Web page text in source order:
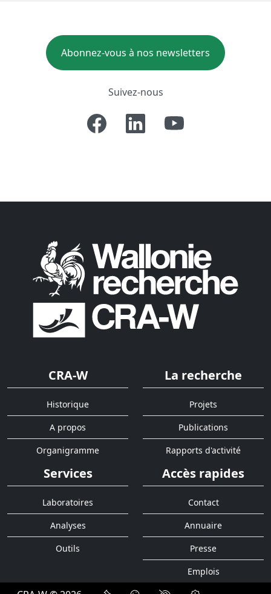
Abonnez-vous à nos newsletters
Suivez-nous
CRA-W
Historique
A propos
Organigramme
La recherche
Projets
Publications
Rapports d'activité
Services
Laboratoires
Analyses
Outils
Accès rapides
Contact
Annuaire
Presse
Emplois